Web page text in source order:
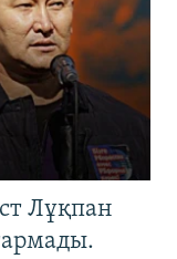
Лұқпан